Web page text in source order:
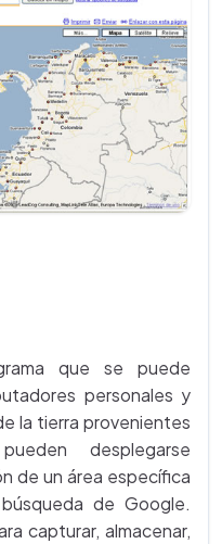
que se puede
personales y
la tierra provenientes
desplegarse
de un área específica
de Google.
capturar, almacenar,